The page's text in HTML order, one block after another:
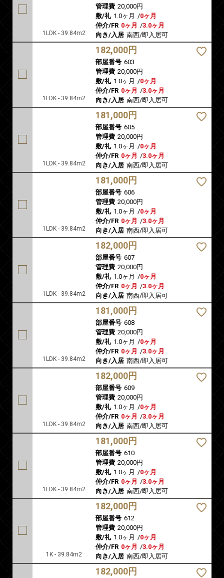
1LDK - 39.84m2
管理費 20,000円
敷/礼 1.0ヶ月 /0ヶ月
仲介/FR 0ヶ月 /3.0ヶ月
向き/入居 南西/即入居可
1LDK - 39.84m2
182,000円
部屋番号 603
管理費 20,000円
敷/礼 1.0ヶ月 /0ヶ月
仲介/FR 0ヶ月 /3.0ヶ月
向き/入居 南西/即入居可
1LDK - 39.84m2
181,000円
部屋番号 605
管理費 20,000円
敷/礼 1.0ヶ月 /0ヶ月
仲介/FR 0ヶ月 /3.0ヶ月
向き/入居 南西/即入居可
1LDK - 39.84m2
181,000円
部屋番号 606
管理費 20,000円
敷/礼 1.0ヶ月 /0ヶ月
仲介/FR 0ヶ月 /3.0ヶ月
向き/入居 南西/即入居可
1LDK - 39.84m2
182,000円
部屋番号 607
管理費 20,000円
敷/礼 1.0ヶ月 /0ヶ月
仲介/FR 0ヶ月 /3.0ヶ月
向き/入居 南西/即入居可
1LDK - 39.84m2
181,000円
部屋番号 608
管理費 20,000円
敷/礼 1.0ヶ月 /0ヶ月
仲介/FR 0ヶ月 /3.0ヶ月
向き/入居 南西/即入居可
1LDK - 39.84m2
182,000円
部屋番号 609
管理費 20,000円
敷/礼 1.0ヶ月 /0ヶ月
仲介/FR 0ヶ月 /3.0ヶ月
向き/入居 南西/即入居可
1LDK - 39.84m2
181,000円
部屋番号 610
管理費 20,000円
敷/礼 1.0ヶ月 /0ヶ月
仲介/FR 0ヶ月 /3.0ヶ月
向き/入居 南西/即入居可
1K - 39.84m2
182,000円
部屋番号 612
管理費 20,000円
敷/礼 1.0ヶ月 /0ヶ月
仲介/FR 0ヶ月 /3.0ヶ月
向き/入居 南西/即入居可
182,000円